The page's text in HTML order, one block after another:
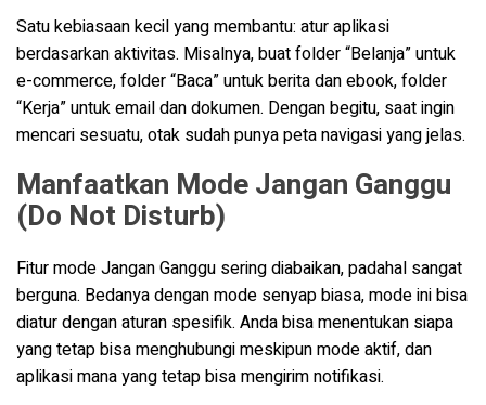
Satu kebiasaan kecil yang membantu: atur aplikasi
berdasarkan aktivitas. Misalnya, buat folder “Belanja” untuk
e-commerce, folder “Baca” untuk berita dan ebook, folder
“Kerja” untuk email dan dokumen. Dengan begitu, saat ingin
mencari sesuatu, otak sudah punya peta navigasi yang jelas.
Manfaatkan Mode Jangan Ganggu
(Do Not Disturb)
Fitur mode Jangan Ganggu sering diabaikan, padahal sangat
berguna. Bedanya dengan mode senyap biasa, mode ini bisa
diatur dengan aturan spesifik. Anda bisa menentukan siapa
yang tetap bisa menghubungi meskipun mode aktif, dan
aplikasi mana yang tetap bisa mengirim notifikasi.